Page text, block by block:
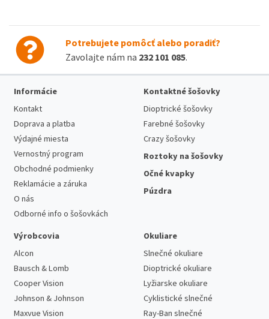
Potrebujete pomôcť alebo poradiť?
Zavolajte nám na 232 101 085.
Informácie
Kontakt
Doprava a platba
Výdajné miesta
Vernostný program
Obchodné podmienky
Reklamácie a záruka
O nás
Odborné info o šošovkách
Kontaktné šošovky
Dioptrické šošovky
Farebné šošovky
Crazy šošovky
Roztoky na šošovky
Očné kvapky
Púzdra
Výrobcovia
Alcon
Bausch & Lomb
Cooper Vision
Johnson & Johnson
Maxvue Vision
Okuliare
Slnečné okuliare
Dioptrické okuliare
Lyžiarske okuliare
Cyklistické slnečné
Ray-Ban slnečné